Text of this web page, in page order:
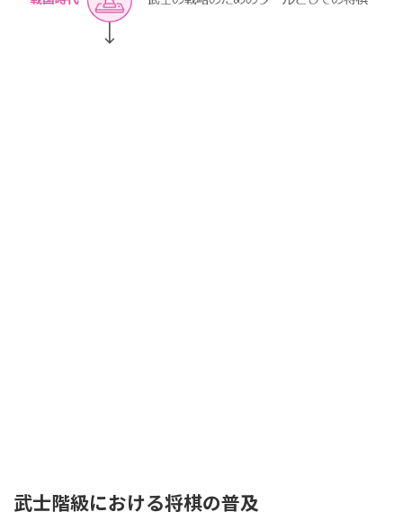
武士階級における将棋の普及